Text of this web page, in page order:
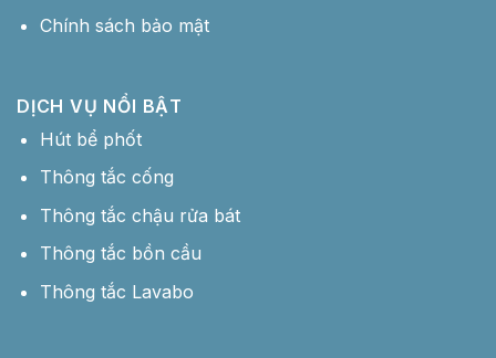
Chính sách bảo mật
DỊCH VỤ NỔI BẬT
Hút bể phốt
Thông tắc cống
Thông tắc chậu rửa bát
Thông tắc bồn cầu
Thông tắc Lavabo